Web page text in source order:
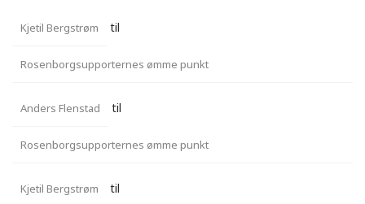
Kjetil Bergstrøm til
Rosenborgsupporternes ømme punkt
Anders Flenstad til
Rosenborgsupporternes ømme punkt
Kjetil Bergstrøm til